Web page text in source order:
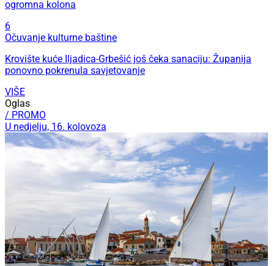
ogromna kolona
6
Očuvanje kulturne baštine
Krovište kuće Iljadica-Grbešić još čeka sanaciju: Županija
ponovno pokrenula savjetovanje
VIŠE
Oglas
/ PROMO
U nedjelju, 16. kolovoza